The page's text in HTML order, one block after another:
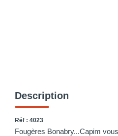
Description
Réf : 4023
Fougères Bonabry...Capim